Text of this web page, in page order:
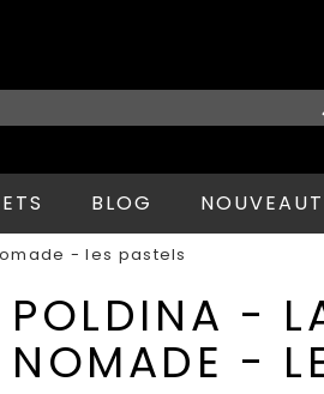
BLOG
- les pastels
POLDINA -
NOMADE -